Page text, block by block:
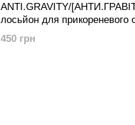
ANTI.GRAVITY/
лосьйон для прикореневого
40 мл
450 грн